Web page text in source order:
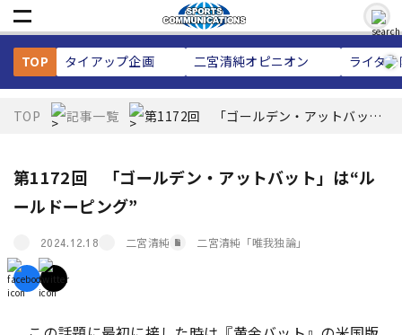
TOP タイアップ企画 二宮清純オピニオン ライタ
TOP 記事一覧 第1172回 「ゴールデン・アットバッ
第1172回 「ゴールデン・アットバット」は“ル
ールドーピング”
2024.12.18 二宮清純 二宮清純「唯我独論」